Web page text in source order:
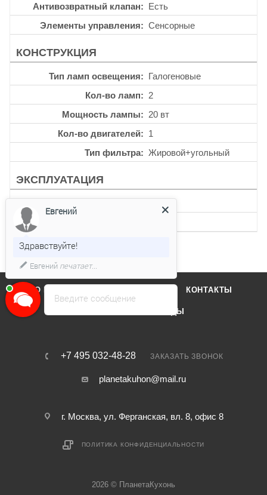
Антивозвратный клапан
Есть
Элементы управления
Сенсорные
КОНСТРУКЦИЯ
Тип ламп освещения
Галогеновые
Кол-во ламп
2
Мощность лампы
20 вт
Кол-во двигателей
1
Тип фильтра
Жировой+угольный
ЭКСПЛУАТАЦИЯ
О КОМПАНИИ КОНТАКТЫ
БРЕНДЫ
+7 495 032-48-28 ЗАКАЗАТЬ ЗВОНОК
planetakuhon@mail.ru
г. Москва, ул. Ферганская, вл. 8, офис 8
ПОЛИТИКА КОНФИДЕНЦИАЛЬНОСТИ
2026 © ПланетаКухонь
Введите сообщение
Евгений
Здравствуйте!
Евгенийпечатает...